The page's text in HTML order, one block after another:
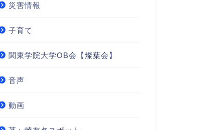
災害情報
子育て
関東学院大学OB会【燦葉会】
音声
動画